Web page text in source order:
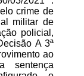
crime de
militar de
policial,
A 3ª
ao
sentença